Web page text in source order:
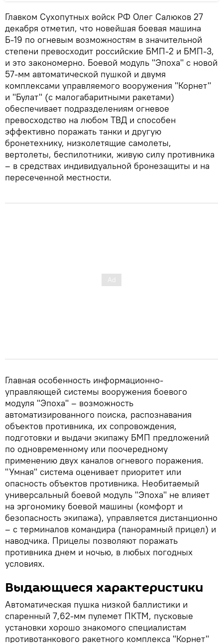
Главком Сухопутных войск РФ Олег Салюков 27
декабря отметил, что новейшая боевая машина
Б-19 по огневым возможностям в значительной
степени превосходит российские БМП-2 и БМП-3,
и это закономерно. Боевой модуль "Эпоха" с новой
57-мм автоматической пушкой и двумя
комплексами управляемого вооружения "Корнет"
и "Булат" (с малогабаритными ракетами)
обеспечивает подразделениям огневое
превосходство на любом ТВД и способен
эффективно поражать танки и другую
бронетехнику, низколетящие самолеты,
вертолеты, беспилотники, живую силу противника
– в средствах индивидуальной бронезащиты и на
пересеченной местности.
Главная особенность информационно-
управляющей системы вооружения боевого
модуля "Эпоха" – возможность
автоматизированного поиска, распознавания
объектов противника, их сопровождения,
подготовки и выдачи экипажу БМП предложений
по одновременному или поочередному
применению двух каналов огневого поражения.
"Умная" система оценивает приоритет или
опасность объектов противника. Необитаемый
универсальный боевой модуль "Эпоха" не влияет
на эргономику боевой машины (комфорт и
безопасность экипажа), управляется дистанционно
– с терминалов командира (панорамный прицел) и
наводчика. Прицелы позволяют поражать
противника днем и ночью, в любых погодных
условиях.
Выдающиеся характеристики
Автоматическая пушка низкой баллистики и
спаренный 7,62-мм пулемет ПКТМ, пусковые
установки хорошо знакомого специалистам
противотанкового ракетного комплекса "Корнет"